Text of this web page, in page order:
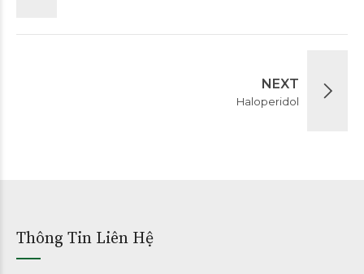
NEXT
Haloperidol
Thông Tin Liên Hệ